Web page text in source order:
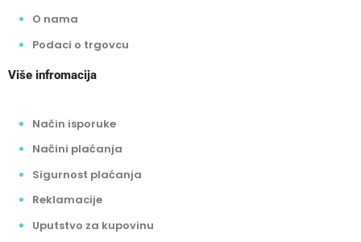
O nama
Podaci o trgovcu
Više infromacija
Način isporuke
Načini plaćanja
Sigurnost plaćanja
Reklamacije
Uputstvo za kupovinu